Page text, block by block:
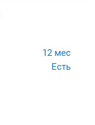
12 мес
Есть